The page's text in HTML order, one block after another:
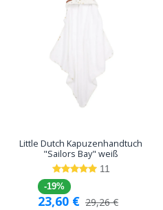
Little Dutch Kapuzenhandtuch
"Sailors Bay" weiß
11
-19%
23,60 € 29,26€